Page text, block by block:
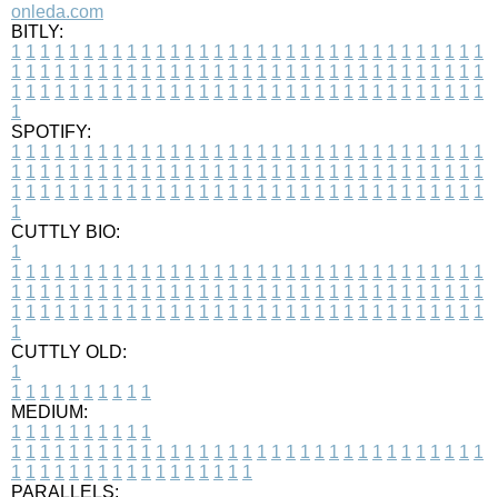
onleda.com
BITLY:
1 1 1 1 1 1 1 1 1 1 1 1 1 1 1 1 1 1 1 1 1 1 1 1 1 1 1 1 1 1 1 1 1
1 1 1 1 1 1 1 1 1 1 1 1 1 1 1 1 1 1 1 1 1 1 1 1 1 1 1 1 1 1 1 1 1
1 1 1 1 1 1 1 1 1 1 1 1 1 1 1 1 1 1 1 1 1 1 1 1 1 1 1 1 1 1 1 1 1
1
SPOTIFY:
1 1 1 1 1 1 1 1 1 1 1 1 1 1 1 1 1 1 1 1 1 1 1 1 1 1 1 1 1 1 1 1 1
1 1 1 1 1 1 1 1 1 1 1 1 1 1 1 1 1 1 1 1 1 1 1 1 1 1 1 1 1 1 1 1 1
1 1 1 1 1 1 1 1 1 1 1 1 1 1 1 1 1 1 1 1 1 1 1 1 1 1 1 1 1 1 1 1 1
1
CUTTLY BIO:
1
1 1 1 1 1 1 1 1 1 1 1 1 1 1 1 1 1 1 1 1 1 1 1 1 1 1 1 1 1 1 1 1 1
1 1 1 1 1 1 1 1 1 1 1 1 1 1 1 1 1 1 1 1 1 1 1 1 1 1 1 1 1 1 1 1 1
1 1 1 1 1 1 1 1 1 1 1 1 1 1 1 1 1 1 1 1 1 1 1 1 1 1 1 1 1 1 1 1 1
1
CUTTLY OLD:
1
1 1 1 1 1 1 1 1 1 1
MEDIUM:
1 1 1 1 1 1 1 1 1 1
1 1 1 1 1 1 1 1 1 1 1 1 1 1 1 1 1 1 1 1 1 1 1 1 1 1 1 1 1 1 1 1 1
1 1 1 1 1 1 1 1 1 1 1 1 1 1 1 1 1
PARALLELS: